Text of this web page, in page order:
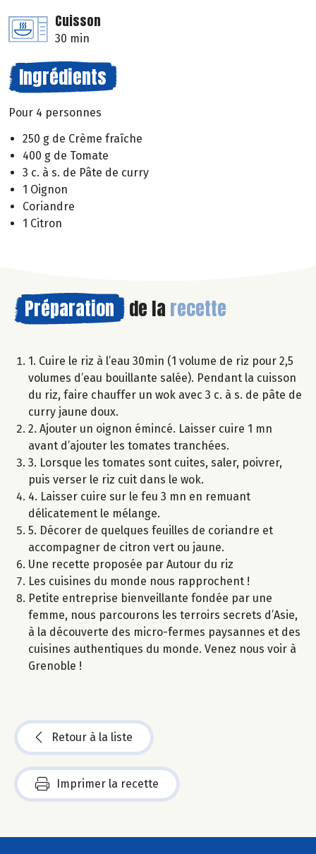
Cuisson
30 min
Ingrédients
Pour 4 personnes
250 g de Crème fraîche
400 g de Tomate
3 c. à s. de Pâte de curry
1 Oignon
Coriandre
1 Citron
Préparation de la recette
1. Cuire le riz à l’eau 30min (1 volume de riz pour 2,5
volumes d’eau bouillante salée). Pendant la cuisson
du riz, faire chauffer un wok avec 3 c. à s. de pâte de
curry jaune doux.
2. Ajouter un oignon émincé. Laisser cuire 1 mn
avant d’ajouter les tomates tranchées.
3. Lorsque les tomates sont cuites, saler, poivrer,
puis verser le riz cuit dans le wok.
4. Laisser cuire sur le feu 3 mn en remuant
délicatement le mélange.
5. Décorer de quelques feuilles de coriandre et
accompagner de citron vert ou jaune.
Une recette proposée par Autour du riz
Les cuisines du monde nous rapprochent !
Petite entreprise bienveillante fondée par une
femme, nous parcourons les terroirs secrets d’Asie,
à la découverte des micro-fermes paysannes et des
cuisines authentiques du monde. Venez nous voir à
Grenoble !
Retour à la liste
Imprimer la recette